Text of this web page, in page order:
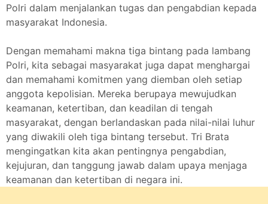
Polri dalam menjalankan tugas dan pengabdian kepada
masyarakat Indonesia.
Dengan memahami makna tiga bintang pada lambang
Polri, kita sebagai masyarakat juga dapat menghargai
dan memahami komitmen yang diemban oleh setiap
anggota kepolisian. Mereka berupaya mewujudkan
keamanan, ketertiban, dan keadilan di tengah
masyarakat, dengan berlandaskan pada nilai-nilai luhur
yang diwakili oleh tiga bintang tersebut. Tri Brata
mengingatkan kita akan pentingnya pengabdian,
kejujuran, dan tanggung jawab dalam upaya menjaga
keamanan dan ketertiban di negara ini.